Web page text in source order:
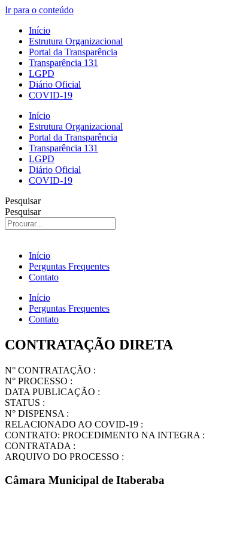
Ir para o conteúdo
Início
Estrutura Organizacional
Portal da Transparência
Transparência 131
LGPD
Diário Oficial
COVID-19
Início
Estrutura Organizacional
Portal da Transparência
Transparência 131
LGPD
Diário Oficial
COVID-19
Pesquisar
Pesquisar
Início
Perguntas Frequentes
Contato
Início
Perguntas Frequentes
Contato
CONTRATAÇÃO DIRETA
N° CONTRATAÇÃO :
N° PROCESSO :
DATA PUBLICAÇÃO :
STATUS :
N° DISPENSA :
RELACIONADO AO COVID-19 :
CONTRATO: PROCEDIMENTO NA INTEGRA :
CONTRATADA :
ARQUIVO DO PROCESSO :
Câmara Municipal de Itaberaba